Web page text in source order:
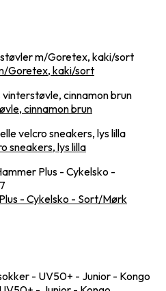
Goretex, kaki/sort
cinnamon brun
sneakers, lys lilla
- Cykelsko - Sort/Mørk